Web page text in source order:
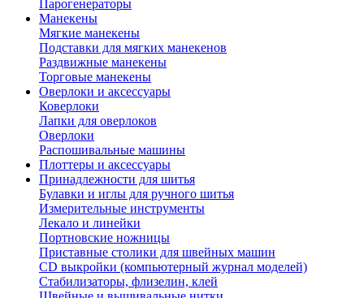
Парогенераторы
Манекены
Мягкие манекены
Подставки для мягких манекенов
Раздвижные манекены
Торговые манекены
Оверлоки и аксессуары
Коверлоки
Лапки для оверлоков
Оверлоки
Распошивальные машины
Плоттеры и аксессуары
Принадлежности для шитья
Булавки и иглы для ручного шитья
Измерительные инструменты
Лекало и линейки
Портновские ножницы
Приставные столики для швейных машин
СD выкройки (компьютерный журнал моделей)
Стабилизаторы, флизелин, клей